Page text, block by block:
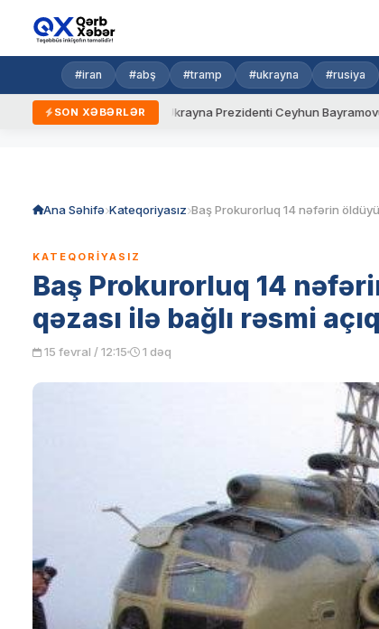
#iran #abş #tramp #ukrayna #rusiya
SON XƏBƏRLƏR
qaydalar Ukrayna Prezidenti Ceyhun Bayramovu qəbul
Ana Səhifə Kateqoriyasız
KATEQORIYASIZ
Baş Prokurorluq 14
qəzası ilə bağlı rəsmi
15 fevral / 12:15 1 dəq